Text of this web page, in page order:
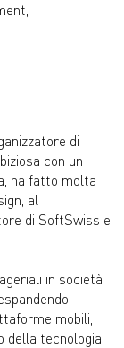
di
con un
ha fatto molta
al
di SoftSwiss e
in società
mobili,
della tecnologia